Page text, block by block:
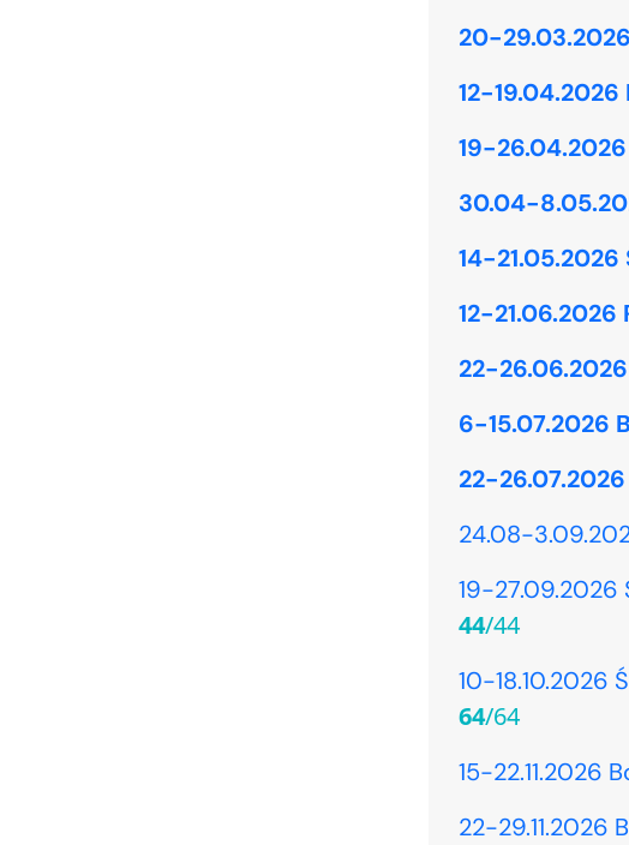
20-
12-19.04.2026
19-
30.04-
14-
12-21.06.2026
22-
6-15.07.2026
22-
24.08-
19-27.09.2026
44/44
10-18.10.2026
64/64
15-22.11.2026
22-29.11.2026